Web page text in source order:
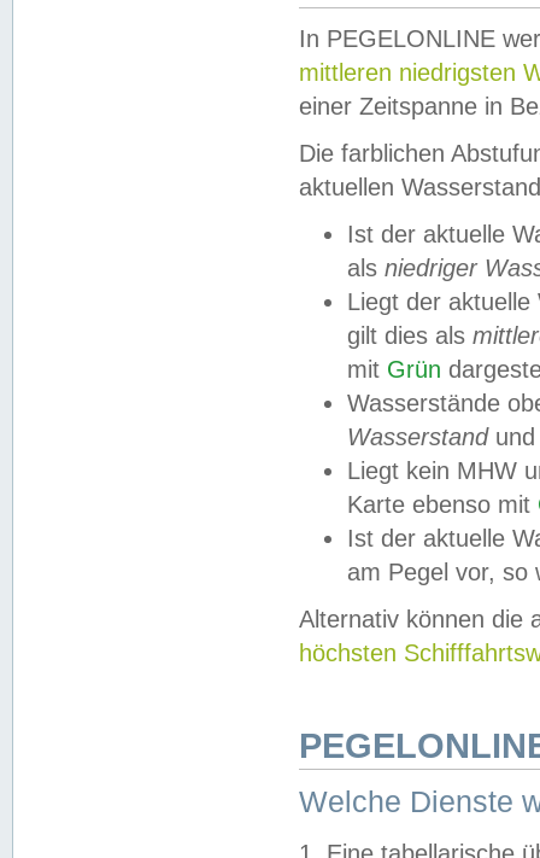
In PEGELONLINE
mittleren niedrigsten
einer Zeitspanne in
Die farblichen
aktuellen
Ist der aktuelle
als niedriger
Liegt der
gilt dies als
mit Grün
Wasserstände
Wasserstandund
Liegt kein MHW
Karte ebenso mit
Ist der aktuelle
am Pegel vor,
Alternativ können die
höchsten
Welche Dienste